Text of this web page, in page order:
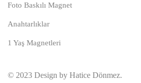
Foto Baskılı Magnet
Anahtarlıklar
1 Yaş Magnetleri
© 2023 Design by Hatice Dönmez.